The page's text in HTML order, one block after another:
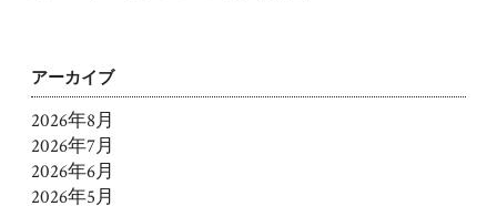
アーカイブ
2026年8月
2026年7月
2026年6月
2026年5月